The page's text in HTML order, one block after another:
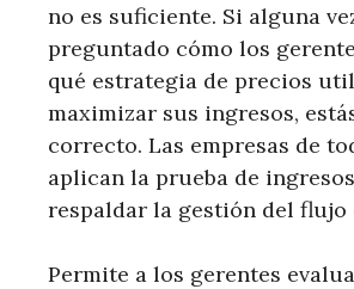
no es suficiente. Si alguna
preguntado cómo los
qué estrategia de precios
maximizar sus ingresos,
correcto. Las empresas de
aplican la prueba de
respaldar la gestión del flujo
Permite a los gerentes